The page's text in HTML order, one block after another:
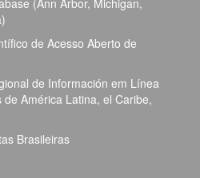
(Ann Arbor, Michigan,
de Acesso Aberto de
de Información em Línea
América Latina, el Caribe,
Brasileiras